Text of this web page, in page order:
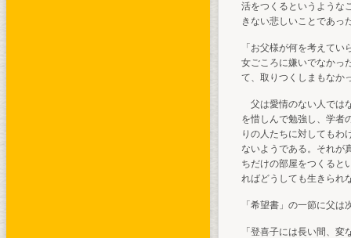
活をつくるというような
きない悲しいことであっ
「お父様が何を考えて
女ごころに嫌いでなかっ
て、取りつくしまもなか
父は愛情のない人では
を惜しんで勉強し、学者
りの人たちに対してもわ
ないようである。それが
ちだけの部屋をつくると
ればどうしても生きられ
「希望書」の一節に父
「登喜子には長い間、